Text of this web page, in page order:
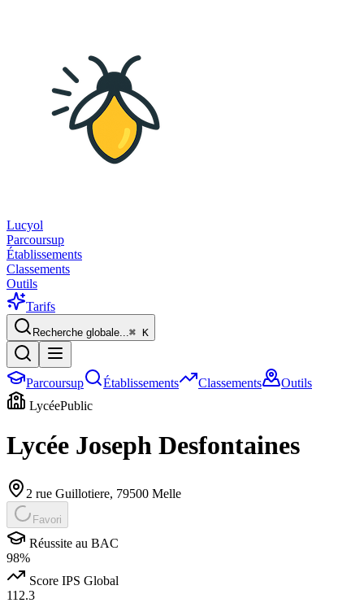
Lucyol
Parcoursup
Établissements
Classements
Outils
Tarifs
Recherche globale...⌘ K
Parcoursup Établissements Classements
Outils
LycéePublic
Lycée Joseph Desfontaines
2 rue Guillotiere, 79500 Melle
Favori
Réussite au BAC
98%
Score IPS Global
112.3